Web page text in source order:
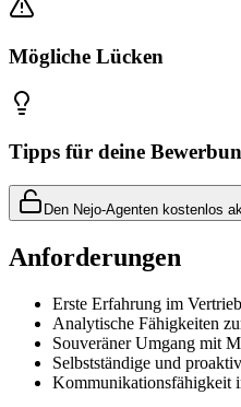
Mögliche Lücken
Tipps für deine
Den Nejo-Agenten kostenlos
Anforderungen
Erste Erfahrung im Vertrieb
Analytische Fähigkeiten
Souveräner Umgang mit
Selbstständige und
Kommunikationsfähigkeit